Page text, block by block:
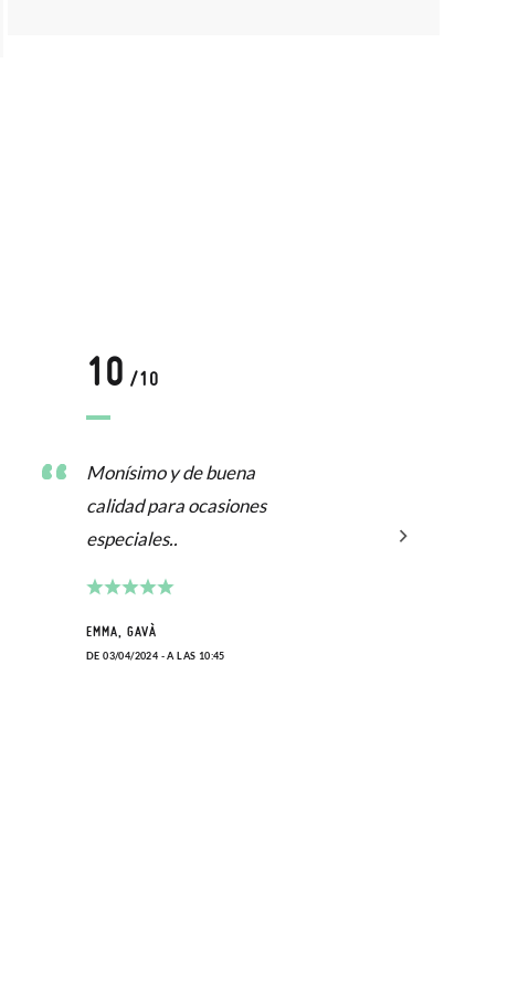
10 /10
Monísimo y de buena
calidad para ocasiones
especiales..
EMMA, GAVÀ
DE 03/04/2024 - A LAS 10:45